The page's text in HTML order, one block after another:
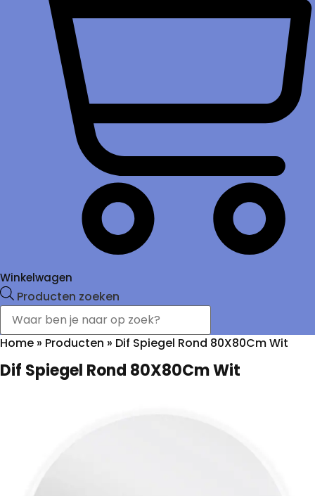
Winkelwagen
Producten zoeken
Home » Producten » Dif Spiegel Rond 80X80Cm Wit
Dif Spiegel Rond 80X80Cm Wit